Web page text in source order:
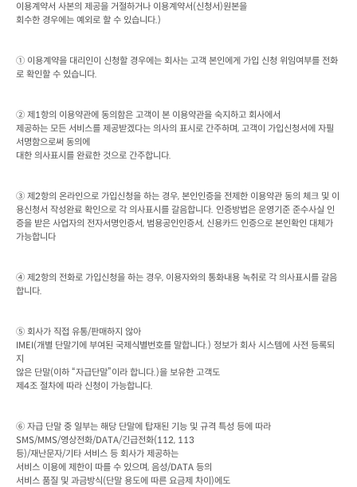
이용계약서 사본의 제공을 거절하거나 이용계약서 (신청서 )원본을
회수한 경우에는 예외로 할 수 있습니다.)
① 이용계약을 대리인이 신청할 경우에는 회사는 고객 본인에게 가입 신청 위임여부를 전화
로 확인할 수 있습니다.
② 제 1항의 이용약관에 동의함은 고객이 본 이용약관을 숙지하고 회사에서
제공하는 모든 서비스를 제공받겠다는 의사의 표시로 간주하며, 고객이 가입신청서에 자필
서명함으로써 동의에
대한 의사표시를 완료한 것으로 간주합니다.
③ 제 2항의 온라인으로 가입신청을 하는 경우, 본인인증을 전제한 이용약관 동의 체크 및 이
용신청서 작성완료 확인으로 각 의사표시를 갈음합니다. 인증방법은 운영기준 준수사실 인
증을 받은 사업자의 전자서명인증서, 범용공인인증서, 신용카드 인증으로 본인확인 대체가
가능합니다
④ 제 2항의 전화로 가입신청을 하는 경우, 이용자와의 통화내용 녹취로 각 의사표시를 갈음
합니다.
⑤ 회사가 직접 유통/판매하지 않아
IMEI(개별 단말기에 부여된 국제식별번호를 말합니다.) 정보가 회사 시스템에 사전 등록되
지
않은 단말(이하 “자급단말”이라 합니다.)을 보유한 고객도
제 4조 절차에 따라 신청이 가능합니다.
⑥ 자급 단말 중 일부는 해당 단말에 탑재된 기능 및 규격 특성 등에 따라
SMS/MMS/영상전화/DATA/긴급전화
등)/재난문자/기타 서비스 등 회사가 제공하는
서비스 이용에 제한이 따를 수 있으며, 음성/DATA 등의
서비스 품질 및 과금방식(단말 용도에 따른 요금제 차이 )에도